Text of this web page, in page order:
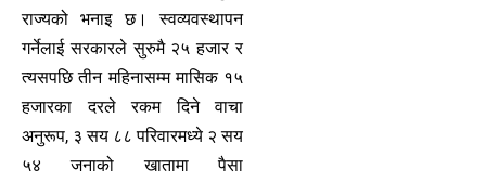
राज्यको भनाइ छ। स्वव्यवस्थापन
गर्नेलाई सरकारले सुरुमै २५ हजार र
त्यसपछि तीन महिनासम्म मासिक १५
हजारका दरले रकम दिने वाचा
अनुरूप, ३ सय ८८ परिवारमध्ये २ सय
५४ जनाको खातामा पैसा